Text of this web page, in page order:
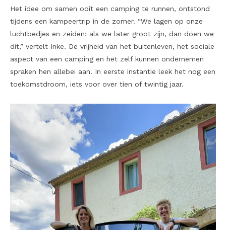
Het idee om samen ooit een camping te runnen, ontstond
tijdens een kampeertrip in de zomer. “We lagen op onze
luchtbedjes en zeiden: als we later groot zijn, dan doen we
dit,” vertelt Inke. De vrijheid van het buitenleven, het sociale
aspect van een camping en het zelf kunnen ondernemen
spraken hen allebei aan. In eerste instantie leek het nog een
toekomstdroom, iets voor over tien of twintig jaar.